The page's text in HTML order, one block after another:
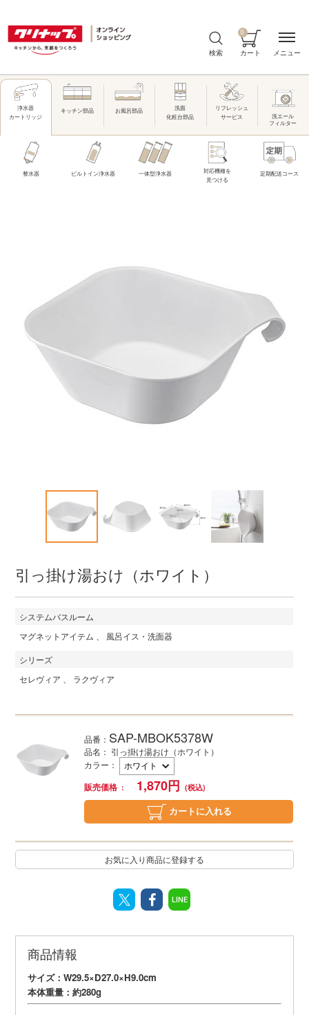
検索 カート
0
浄水器
カートリッジ
キッチン部品 お風呂部品
洗面
化粧台部品
リフレッシュ
サービス
洗エール
フィルター
整水器 ビルトイン浄水器 一体型浄水器
対応機種を
見つける
定期配送コース
引っ掛け湯おけ（ホワイト）
システムバスルーム
マグネットアイテム
風呂イス・洗面器
シリーズ
セレヴィア
ラクヴィア
品番： SAP-MBOK5378W
品名： 引っ掛け湯おけ（ホワイト）
カラー ：
販売価格
1,870円
カートに入れる
お気に入り商品に登録する
LINE
商品情報
サイズ：W29.5×D27.0×H9.0cm
本体重量：約280g
メニュー